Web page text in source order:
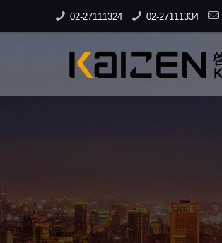
02-27111324 02-27111334